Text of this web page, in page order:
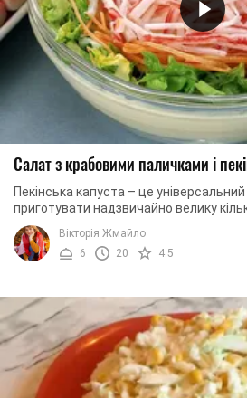
Салат з крабовими паличками і
Пекінська капуста – це
приготувати надзвичайно велику
салатів. Вона має нейтральний ...
Вікторія Жмайло
6
20 4.5